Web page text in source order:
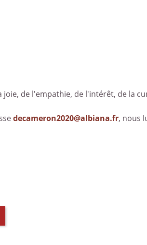
joie, de l'empathie, de l'intérêt, de la
decameron2020@albiana.fr, nous